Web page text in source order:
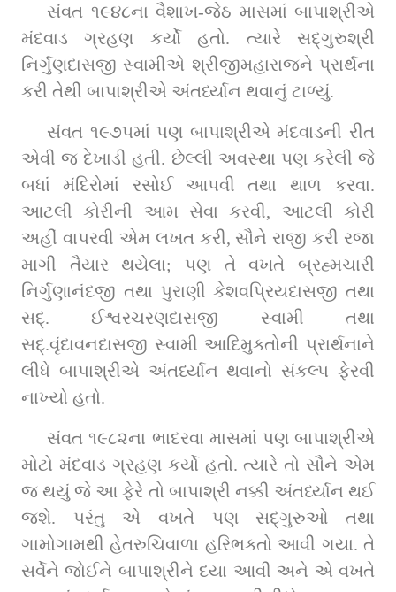
સંવત ૧૯૪૮ના વૈશાખ-જેઠ માસમાં બાપાશ્રીએ
મંદવાડ ગ્રહણ કર્યો હતો. ત્યારે સદ્‌ગુરુશ્રી
નિર્ગુણદાસજી સ્વામીએ શ્રીજીમહારાજને પ્રાર્થના
કરી તેથી બાપાશ્રીએ અંતર્ધ્યાન થવાનું ટાળ્યું.
સંવત ૧૯૭૫માં પણ બાપાશ્રીએ મંદવાડની રીત
એવી જ દેખાડી હતી. છેલ્લી અવસ્થા પણ કરેલી જે
બધાં મંદિરોમાં રસોઈ આપવી તથા થાળ કરવા.
આટલી કોરીની આમ સેવા કરવી, આટલી કોરી
અહીં વાપરવી એમ લખત કરી, સૌને રાજી કરી રજા
માગી તૈયાર થયેલા; પણ તે વખતે બ્રહ્મચારી
નિર્ગુણાનંદજી તથા પુરાણી કેશવપ્રિયદાસજી તથા
સદ્‌. ઈશ્વરચરણદાસજી સ્વામી તથા
સદ્‌.વૃંદાવનદાસજી સ્વામી આદિમુક્તોની પ્રાર્થનાને
લીધે બાપાશ્રીએ અંતર્ધ્યાન થવાનો સંકલ્પ ફેરવી
નાખ્યો હતો.
સંવત ૧૯૮૨ના ભાદરવા માસમાં પણ બાપાશ્રીએ
મોટો મંદવાડ ગ્રહણ કર્યો હતો. ત્યારે તો સૌને એમ
જ થયું જે આ ફેરે તો બાપાશ્રી નક્કી અંતર્ધ્યાન થઈ
જશે. પરંતુ એ વખતે પણ સદ્‌ગુરુઓ તથા
ગામોગામથી હેતરુચિવાળા હરિભક્તો આવી ગયા. તે
સર્વેને જોઈને બાપાશ્રીને દયા આવી અને એ વખતે